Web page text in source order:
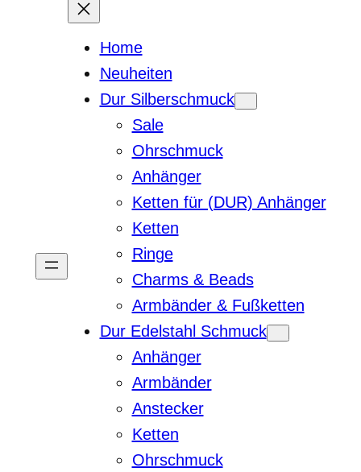
Home
Neuheiten
Dur Silberschmuck
Sale
Ohrschmuck
Anhänger
Ketten für (DUR) Anhänger
Ketten
Ringe
Charms & Beads
Armbänder & Fußketten
Dur Edelstahl Schmuck
Anhänger
Armbänder
Anstecker
Ketten
Ohrschmuck